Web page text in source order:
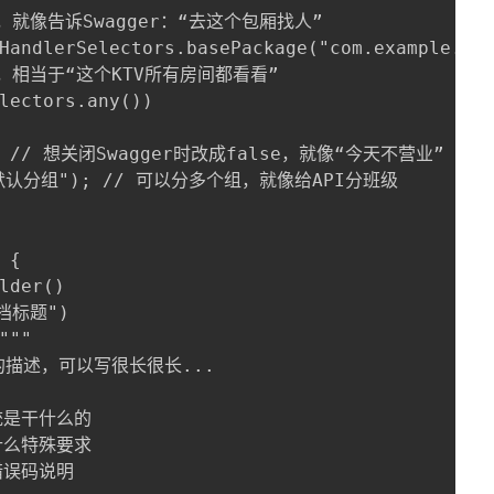
像告诉Swagger：“去这个包厢找人”
当于“这个KTV所有房间都看看”
想关闭Swagger时改成false，就像“今天不营业”
组"); // 可以分多个组，就像给API分班级
{
题")
，可以写很长很长...
干什么的
特殊要求
码说明